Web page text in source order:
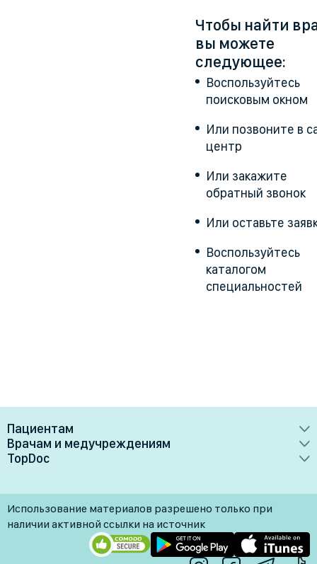
Чтобы найти
вы можете
следующее:
Воспользуйтесь
поисковым окном
Или позвоните в
центр
Или закажите
обратный звонок
Или оставьте
Воспользуйтесь
каталогом
специальностей
Пациентам
Врачи
Клиники
Лаборатории
Услуги
Врачам и медучреждениям
Преимущества
Медучреждениям
TopDoc
Контакты
Помощь
Пн-Пт: 9.00-18.00
Использование материалов разрешено только при
наличии активной ссылки на источник